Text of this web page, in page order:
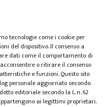
tecnologie come i cookie per
del dispositivo. Il consenso a
dati come il comportamento di
o ritirare il consenso
e funzioni. Questo sito
personale aggiornato secondo
editoriale secondo la L. n. 62
ai legittimi proprietari.